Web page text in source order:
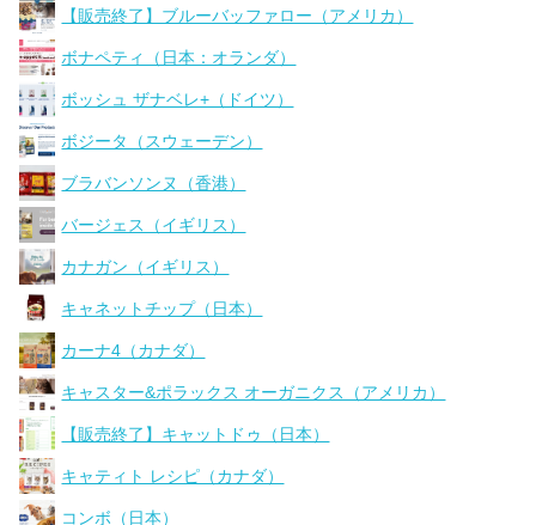
【販売終了】ブルーバッファロー（アメリカ）
ボナペティ（日本：オランダ）
ボッシュ ザナベレ+（ドイツ）
ボジータ（スウェーデン）
ブラバンソンヌ（香港）
バージェス（イギリス）
カナガン（イギリス）
キャネットチップ（日本）
カーナ4（カナダ）
キャスター&ポラックス オーガニクス（アメリカ）
【販売終了】キャットドゥ（日本）
キャティト レシピ（カナダ）
コンボ（日本）